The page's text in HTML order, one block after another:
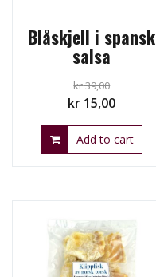
Blåskjell i spansk
salsa
kr39,00
Original
price
was:
kr 15,00Current
price
is:
Add to cart